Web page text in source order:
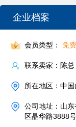
企业档案
会员类型： 免费
联系卖家：陈总
所在地区：中
公司地址：山
区晶华路3888号